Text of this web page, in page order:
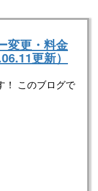
変更・料金
更新）
！ このブログで